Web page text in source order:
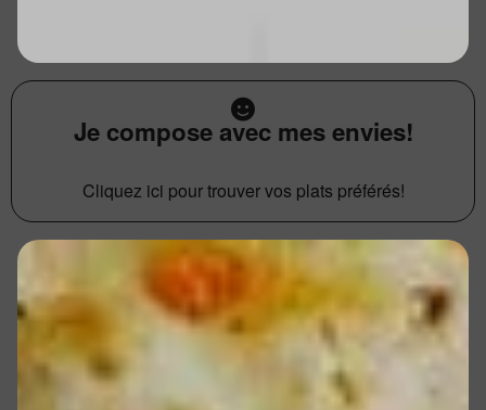
Je compose avec mes envies!
Cliquez ici pour trouver vos plats préférés!